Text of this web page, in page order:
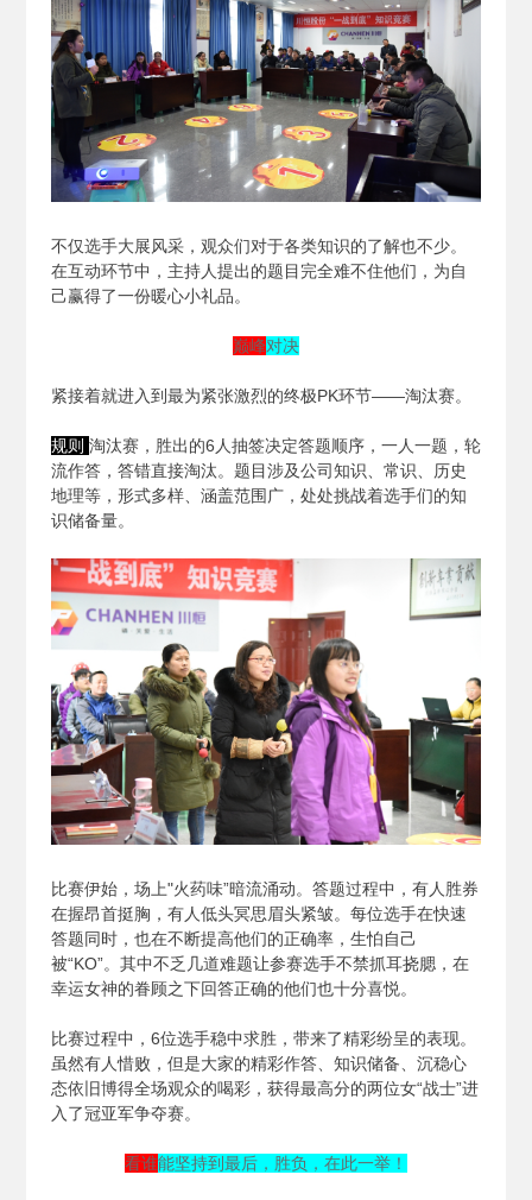
不仅选手大展风采，观众们对于各类知识的了解也不少。
在互动环节中，主持人提出的题目完全难不住他们，为自
己赢得了一份暖心小礼品。
巅峰对决
紧接着就进入到最为紧张激烈的终极PK环节——淘汰赛。
规则 淘汰赛，胜出的6人抽签决定答题顺序，一人一题，轮
流作答，答错直接淘汰。题目涉及公司知识、常识、历史
地理等，形式多样、涵盖范围广，处处挑战着选手们的知
识储备量。
比赛伊始，场上"火药味”暗流涌动。答题过程中，有人胜券
在握昂首挺胸，有人低头冥思眉头紧皱。每位选手在快速
答题同时，也在不断提高他们的正确率，生怕自己
被“KO”。其中不乏几道难题让参赛选手不禁抓耳挠腮，在
幸运女神的眷顾之下回答正确的他们也十分喜悦。
比赛过程中，6位选手稳中求胜，带来了精彩纷呈的表现。
虽然有人惜败，但是大家的精彩作答、知识储备、沉稳心
态依旧博得全场观众的喝彩，获得最高分的两位女“战士”进
入了冠亚军争夺赛。
看谁能坚持到最后，胜负，在此一举！